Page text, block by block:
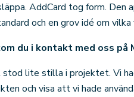
AddCard tog form.
och en grov idé om
du i kontakt med oss på
lite stilla i projektet. Vi
och visa att vi hade